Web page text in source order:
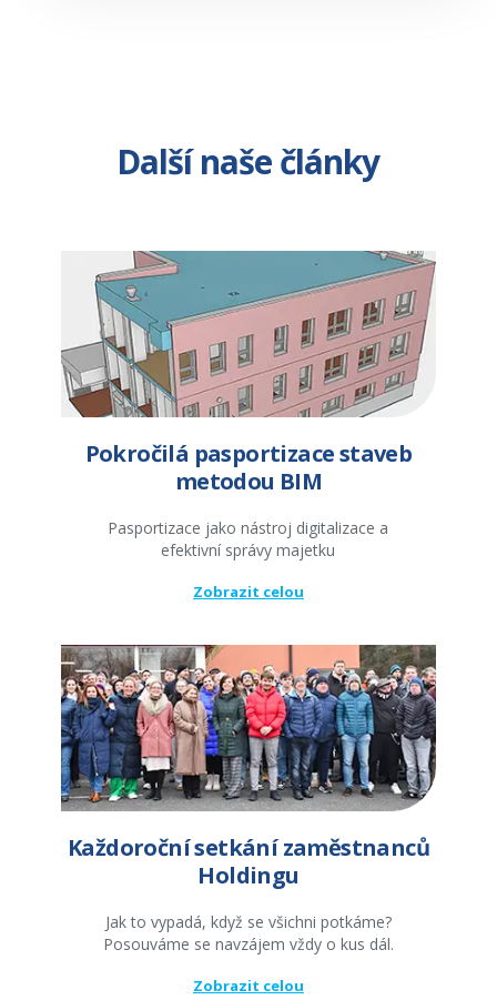
Další naše články
Pokročilá pasportizace staveb
metodou BIM
Pasportizace jako nástroj digitalizace a
efektivní správy majetku
Zobrazit celou
Každoroční setkání zaměstnanců
Holdingu
Jak to vypadá, když se všichni potkáme?
Posouváme se navzájem vždy o kus dál.
Zobrazit celou